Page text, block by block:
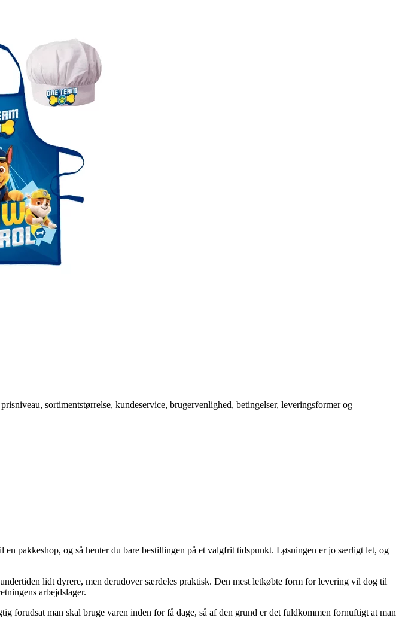
sortimentstørrelse, kundeservice, brugervenlighed, betingelser, leveringsformer og
pakkeshop, og så henter du bare bestillingen på et valgfrit tidspunkt. Løsningen er jo særligt let, og
lidt dyrere, men derudover særdeles praktisk. Den mest letkøbte form for levering vil dog til
arbejdslager.
man skal bruge varen inden for få dage, så af den grund er det fuldkommen fornuftigt at man